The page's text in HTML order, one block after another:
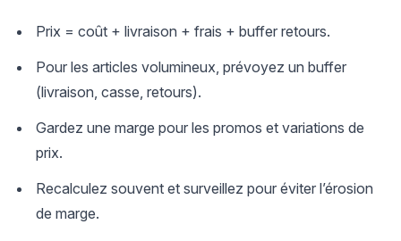
Prix = coût + livraison + frais + buffer retours.
Pour les articles volumineux, prévoyez un buffer
(livraison, casse, retours).
Gardez une marge pour les promos et variations de
prix.
Recalculez souvent et surveillez pour éviter l’érosion
de marge.